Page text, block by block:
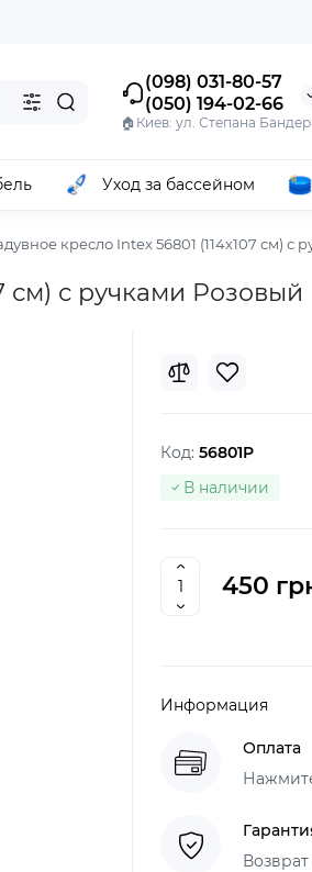
(098) 031-80-57
(050) 194-02-66
🏠Киев: ул. Степана
Уход за бассейном
кресло Intex 56801 (114х107 см) с
см) с ручками Розовый
Код: 56801P
В наличии
450
Информация
Оплата